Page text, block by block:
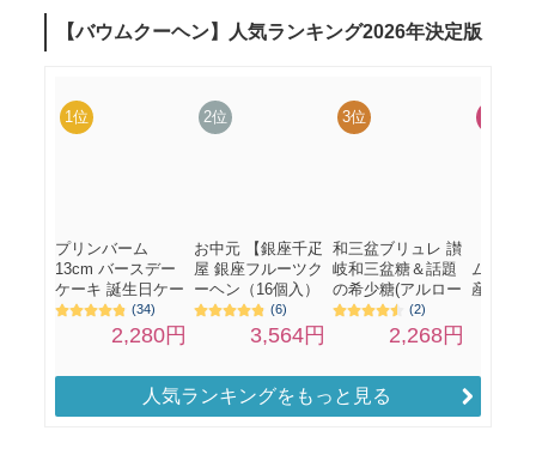
人気ランキングをもっと見る